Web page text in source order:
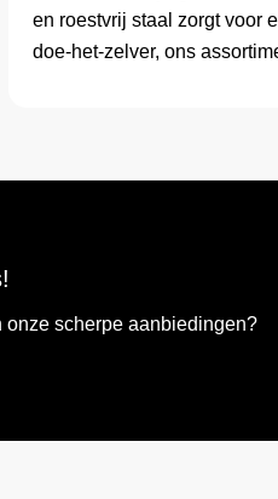
en roestvrij staal zorgt voor
doe-het-zelver, ons
scherpe aanbiedingen?